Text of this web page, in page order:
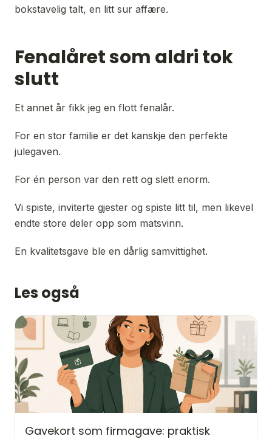
bokstavelig talt, en litt sur affære.
Fenalåret som aldri tok
slutt
Et annet år fikk jeg en flott fenalår.
For en stor familie er det kanskje den perfekte
julegaven.
For én person var den rett og slett enorm.
Vi spiste, inviterte gjester og spiste litt til, men likevel
endte store deler opp som matsvinn.
En kvalitetsgave ble en dårlig samvittighet.
Les også
Gavekort som firmagave: praktisk